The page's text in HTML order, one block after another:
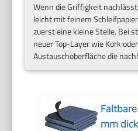
Wenn die Griffigkeit
leicht mit feinem
zuerst eine kleine Stelle. Bei
neuer Top-Layer wie Kork
Austauschoberfläche die
mm